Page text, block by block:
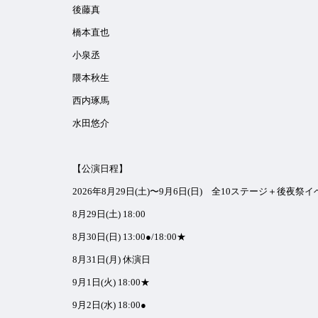
後藤真
橋本直也
小泉丞
隈本秋生
西内琢馬
水田悠介
【公演日程】
2026年8月29日(土)〜9月6日(日) 全10ステージ＋後夜祭イ
8月29日(土) 18:00
8月30日(日) 13:00●/18:00★
8月31日(月) 休演日
9月1日(火) 18:00★
9月2日(水) 18:00●